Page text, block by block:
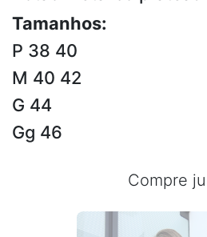
Tamanhos:
P 38 40
M 40 42
G 44
Gg 46
Compre